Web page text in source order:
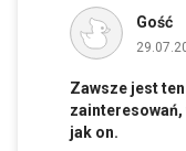
Gość
Zawsze jest
zainteresowań,
jak on.